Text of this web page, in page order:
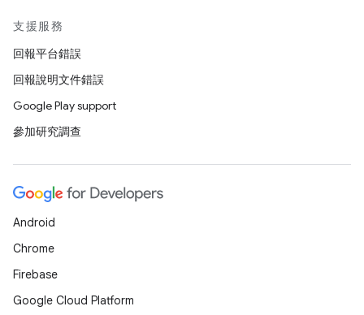
支援服務
回報平台錯誤
回報說明文件錯誤
Google Play support
參加研究調查
Android
Chrome
Firebase
Google Cloud Platform